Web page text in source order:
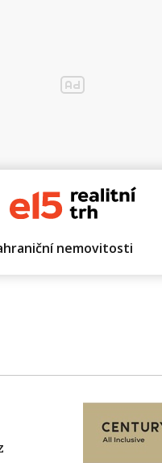
nemovitosti